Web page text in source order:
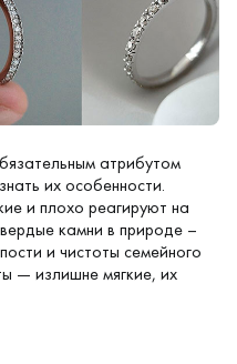
атрибутом
их особенности.
и плохо реагируют на
камни в природе –
и чистоты семейного
— излишне мягкие, их